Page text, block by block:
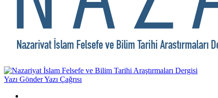
Yazı GönderYazı Çağrısı